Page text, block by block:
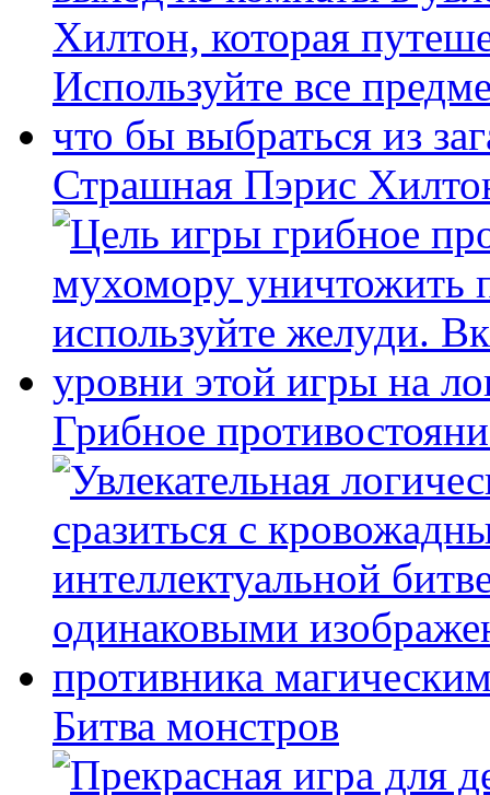
Страшная Пэрис
Грибное
Битва монстров